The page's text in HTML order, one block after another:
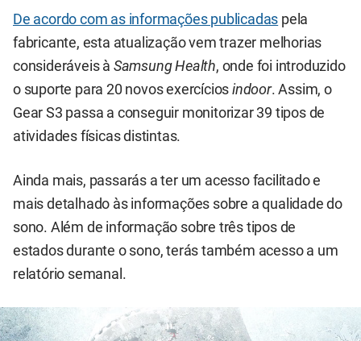
De acordo com as informações publicadas pela
fabricante, esta atualização vem trazer melhorias
consideráveis à Samsung Health, onde foi introduzido
o suporte para 20 novos exercíciosindoor. Assim, o
Gear S3 passa a conseguir monitorizar 39 tipos de
atividades físicas distintas.
Ainda mais, passarás a ter um acesso facilitado e
mais detalhado às informações sobre a qualidade do
sono. Além de informação sobre três tipos de
estados durante o sono, terás também acesso a um
relatório semanal.